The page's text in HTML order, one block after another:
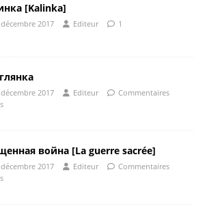
[Kalinka]
2017 Editeur 1
2017 Editeur
Commentaires
война [La guerre sacrée]
2017 Editeur
Commentaires